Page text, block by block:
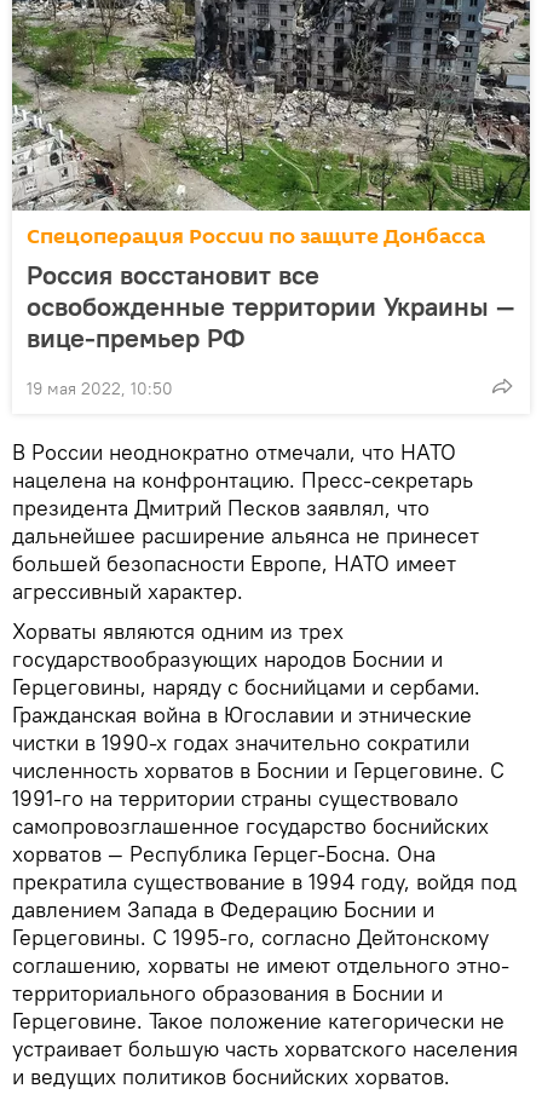
Спецоперация России по защите Донбасса
Россия восстановит все
освобожденные территории Украины —
вице-премьер РФ
19 мая 2022, 10:50
В России неоднократно отмечали, что НАТО
нацелена на конфронтацию. Пресс-секретарь
президента Дмитрий Песков заявлял, что
дальнейшее расширение альянса не принесет
большей безопасности Европе, НАТО имеет
агрессивный характер.
Хорваты являются одним из трех
государствообразующих народов Боснии и
Герцеговины, наряду с боснийцами и сербами.
Гражданская война в Югославии и этнические
чистки в 1990-х годах значительно сократили
численность хорватов в Боснии и Герцеговине. С
1991-го на территории страны существовало
самопровозглашенное государство боснийских
хорватов — Республика Герцег-Босна. Она
прекратила существование в 1994 году, войдя под
давлением Запада в Федерацию Боснии и
Герцеговины. С 1995-го, согласно Дейтонскому
соглашению, хорваты не имеют отдельного этно-
территориального образования в Боснии и
Герцеговине. Такое положение категорически не
устраивает большую часть хорватского населения
и ведущих политиков боснийских хорватов.